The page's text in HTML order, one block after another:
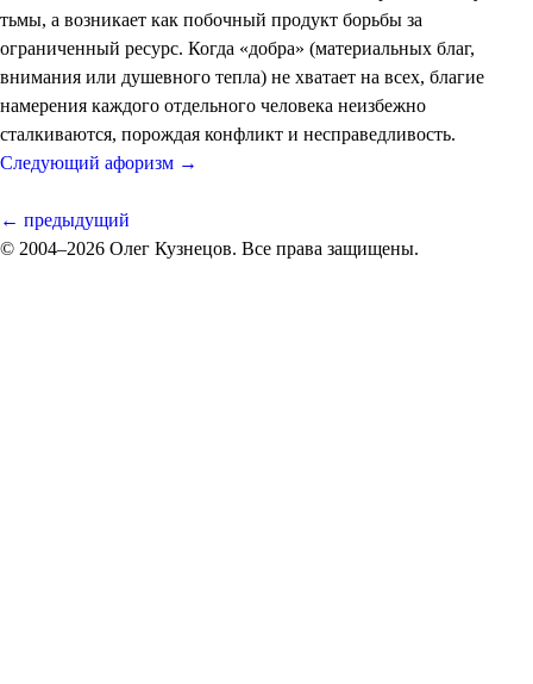
тьмы, а возникает как побочный продукт борьбы за
ограниченный ресурс. Когда «добра» (материальных благ,
внимания или душевного тепла) не хватает на всех, благие
намерения каждого отдельного человека неизбежно
сталкиваются, порождая конфликт и несправедливость.
Следующий афоризм →
← предыдущий
© 2004–2026 Олег Кузнецов. Все права защищены.